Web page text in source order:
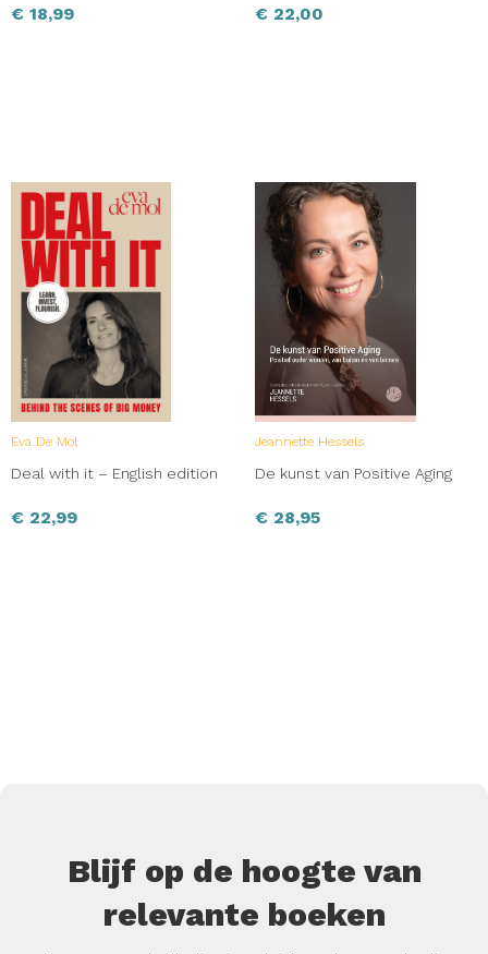
€ 18,99 € 22,00
Eva De Mol
Deal with it – English edition
€ 22,99
Jeannette Hessels
De kunst van Positive Aging
€ 28,95
Blijf op de hoogte van
relevante boeken